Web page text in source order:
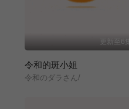
更新至6集
令和的斑小姐
令和のダラさん/